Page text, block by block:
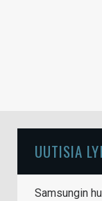
UUTISIA
Samsungin